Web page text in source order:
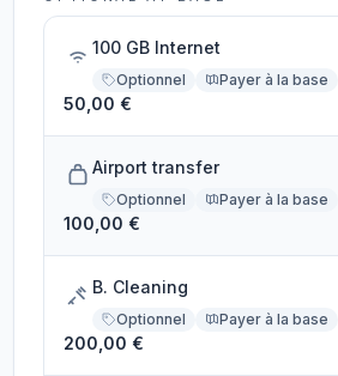
100 GB Internet
Optionnel Payer à la base
50,00 €
Airport transfer
Optionnel Payer à la base
100,00 €
B. Cleaning
Optionnel Payer à la base
200,00 €